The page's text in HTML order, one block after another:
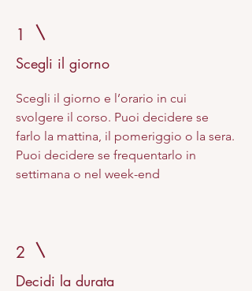
1
Scegli il giorno
Scegli il giorno e l’orario in cui
svolgere il corso. Puoi decidere se
farlo la mattina, il pomeriggio o la sera.
Puoi decidere se frequentarlo in
settimana o nel week-end
2
Decidi la durata